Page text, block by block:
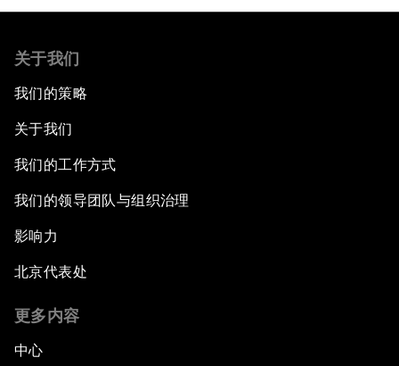
关于我们
我们的策略
关于我们
我们的工作方式
我们的领导团队与组织治理
影响力
北京代表处
更多内容
中心